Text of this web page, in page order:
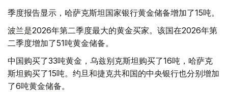
季度报告显示，哈萨克斯坦国家银行黄金储备增加了15吨。
波兰是2026年第二季度最大的黄金买家。该国在2026年第
二季度增加了51吨黄金储备。
中国购买了33吨黄金，乌兹别克斯坦购买了16吨，哈萨克
斯坦购买了15吨。约旦和捷克共和国的中央银行也分别增加
了6吨黄金储备。